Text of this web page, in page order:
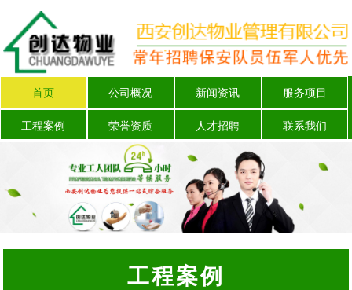
首页 公司概况 新闻资讯 服务项目
工程案例 荣誉资质 人才招聘 联系我们
工程案例